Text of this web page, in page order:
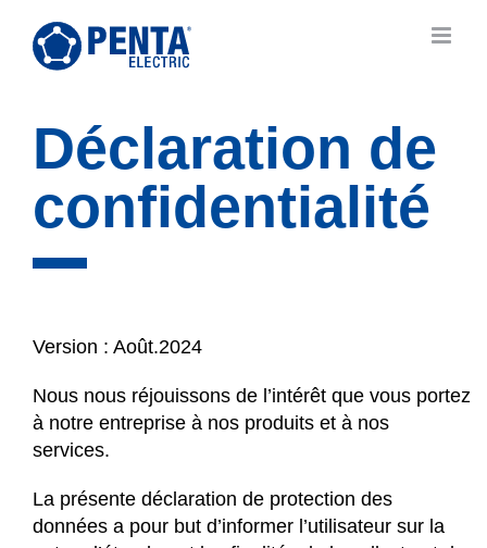
content
Déclaration de
confidentialité
Version : Août.2024
Nous nous réjouissons de l’intérêt que vous portez
à notre entreprise à nos produits et à nos
services.
La présente déclaration de protection des
données a pour but d’informer l’utilisateur sur la